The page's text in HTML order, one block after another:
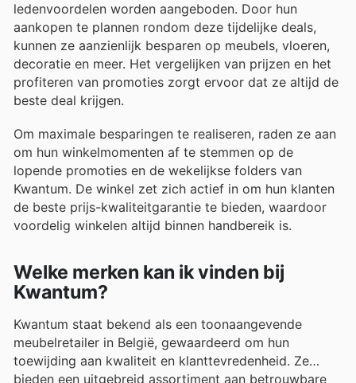
ledenvoordelen worden aangeboden. Door hun
aankopen te plannen rondom deze tijdelijke deals,
kunnen ze aanzienlijk besparen op meubels, vloeren,
decoratie en meer. Het vergelijken van prijzen en het
profiteren van promoties zorgt ervoor dat ze altijd de
beste deal krijgen.
Om maximale besparingen te realiseren, raden ze aan
om hun winkelmomenten af te stemmen op de
lopende promoties en de wekelijkse folders van
Kwantum. De winkel zet zich actief in om hun klanten
de beste prijs-kwaliteitgarantie te bieden, waardoor
voordelig winkelen altijd binnen handbereik is.
Welke merken kan ik vinden bij
Kwantum?
Kwantum staat bekend als een toonaangevende
meubelretailer in België, gewaardeerd om hun
toewijding aan kwaliteit en klanttevredenheid. Ze
bieden een uitgebreid assortiment aan betrouwbare